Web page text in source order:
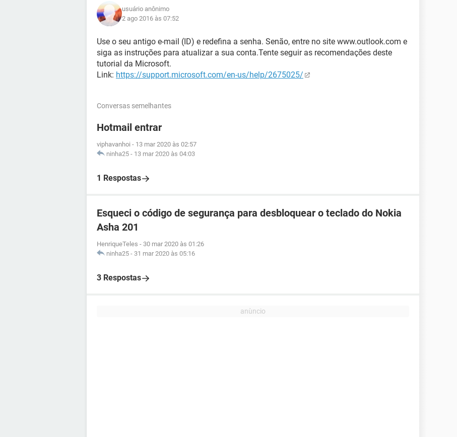
usuário anônimo
2 ago 2016 às 07:52
Use o seu antigo e-mail (ID) e redefina a senha. Senão, entre no site www.outlook.com e
siga as instruções para atualizar a sua conta.Tente seguir as recomendações deste
tutorial da Microsoft.
Link: https://support.microsoft.com/en-us/help/2675025/
Conversas semelhantes
Hotmail entrar
viphavanhoi - 13 mar 2020 às 02:57
ninha25 - 13 mar 2020 às 04:03
1 Respostas
Esqueci o código de segurança para desbloquear o teclado do Nokia
Asha 201
HenriqueTeles - 30 mar 2020 às 01:26
ninha25 - 31 mar 2020 às 05:16
3 Respostas